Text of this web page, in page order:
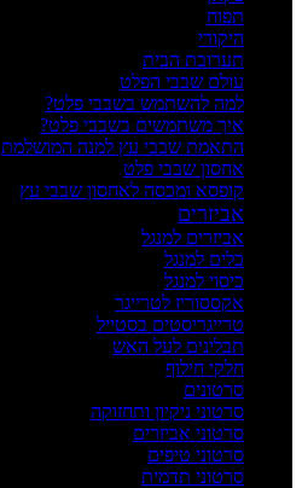
תפוח
היקורי
תערובת הבית
עולם שבבי הפלט
למה להשתמש בשבבי פלט?
איך משתמשים בשבבי פלט?
התאמת שבבי עץ למנה המושלמת
אחסון שבבי פלט
קופסא ומכסה לאחסון שבבי עץ
אביזרים
אביזרים למנגל
כלים למנגל
כיסוי למנגל
אקססוריז לטרייגר
טרייגריסטים בסטייל
תבלינים לעל האש
חלקי חילוף
סרטונים
סרטוני ניקיון ותחזוקה
סרטוני אביזרים
סרטוני טיפים
סרטוני תדמית